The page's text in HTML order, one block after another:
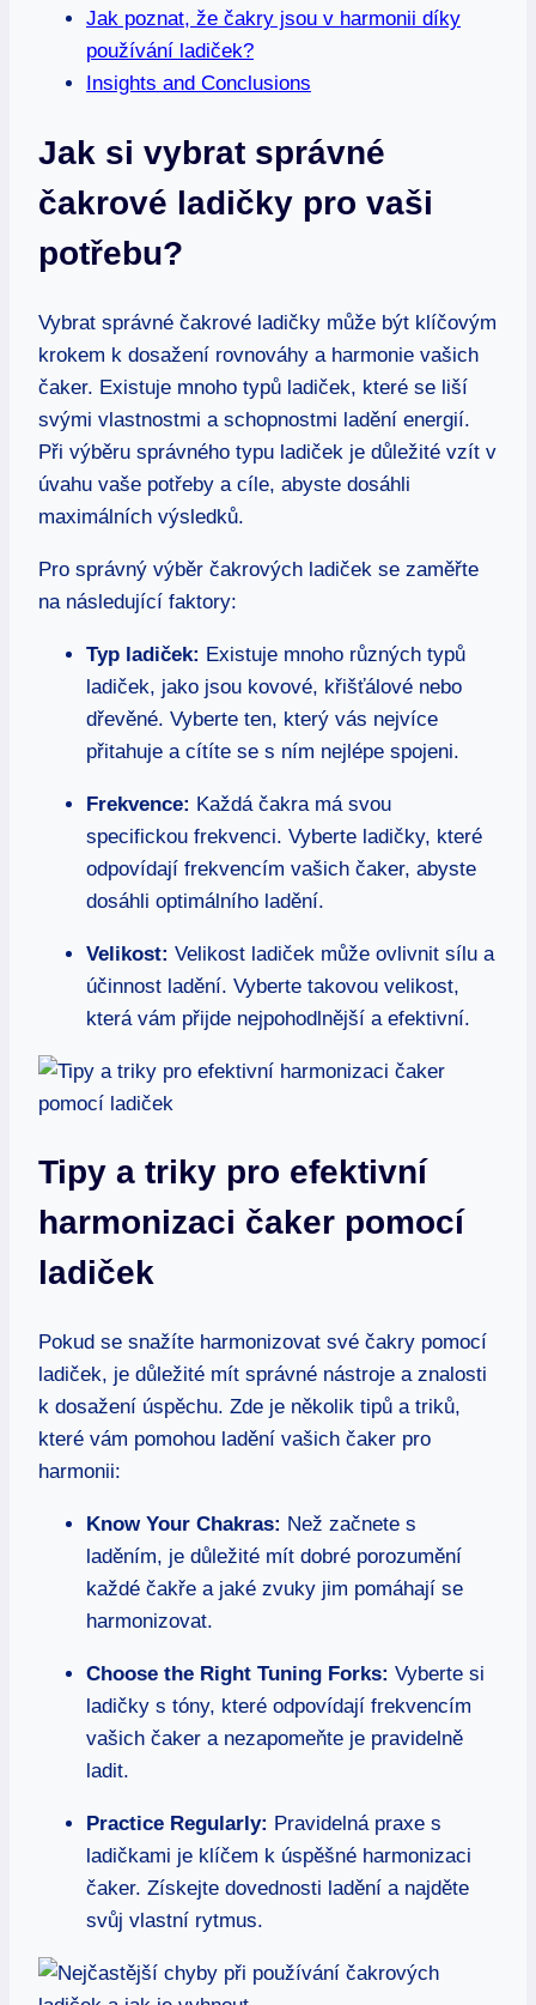
Jak poznat, že čakry jsou v harmonii díky
používání ladiček?
Insights and Conclusions
Jak si vybrat správné
čakrové ladičky pro vaši
potřebu?
Vybrat správné čakrové ladičky může být klíčovým
krokem k dosažení rovnováhy a harmonie vašich
čaker. Existuje mnoho typů ladiček, které se liší
svými vlastnostmi a schopnostmi ladění energií.
Při výběru správného typu ladiček je důležité vzít v
úvahu vaše potřeby a cíle, abyste dosáhli
maximálních výsledků.
Pro správný výběr čakrových ladiček se zaměřte
na následující faktory:
Typ ladiček: Existuje mnoho různých typů
ladiček, jako jsou kovové, křišťálové nebo
dřevěné. Vyberte ten, který vás nejvíce
přitahuje a cítíte se s ním nejlépe spojeni.
Frekvence: Každá čakra má svou
specifickou frekvenci. Vyberte ladičky, které
odpovídají frekvencím vašich čaker, abyste
dosáhli optimálního ladění.
Velikost: Velikost ladiček může ovlivnit sílu a
účinnost ladění. Vyberte takovou velikost,
která vám přijde nejpohodlnější a efektivní.
Tipy a triky pro efektivní
harmonizaci čaker pomocí
ladiček
Pokud se snažíte harmonizovat své čakry pomocí
ladiček, je důležité mít správné nástroje a znalosti
k dosažení úspěchu. Zde je několik tipů a triků,
které vám pomohou ladění vašich čaker pro
harmonii:
Know Your Chakras: Než začnete s
laděním, je důležité mít dobré porozumění
každé čakře a jaké zvuky jim pomáhají se
harmonizovat.
Choose the Right Tuning Forks: Vyberte si
ladičky s tóny, které odpovídají frekvencím
vašich čaker a nezapomeňte je pravidelně
ladit.
Practice Regularly: Pravidelná praxe s
ladičkami je klíčem k úspěšné harmonizaci
čaker. Získejte dovednosti ladění a najděte
svůj vlastní rytmus.